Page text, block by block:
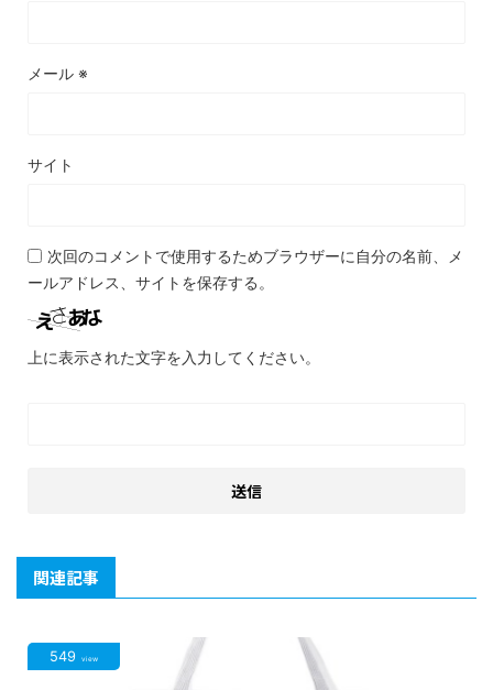
メール ※
サイト
次回のコメントで使用するためブラウザーに自分の名前、メ
ールアドレス、サイトを保存する。
上に表示された文字を入力してください。
関連記事
549 view